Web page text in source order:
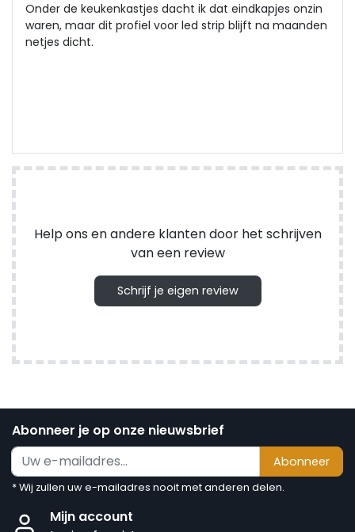
Onder de keukenkastjes dacht ik dat eindkapjes onzin
waren, maar dit profiel voor led strip blijft na maanden
netjes dicht.
Help ons en andere klanten door het schrijven
van een review
Schrijf je eigen review
Abonneer je op onze nieuwsbrief
Abonneer
* Wij zullen uw e-mailadres nooit met anderen delen.
Mijn account